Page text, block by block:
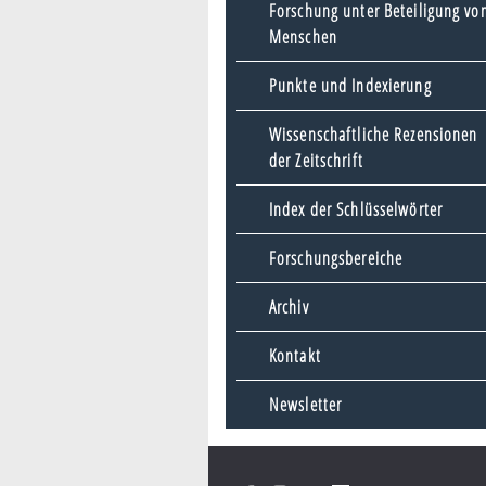
Forschung unter Beteiligung
Menschen
Punkte und Indexierung
Wissenschaftliche Rezensionen
der Zeitschrift
Index der Schlüsselwörter
Forschungsbereiche
Archiv
Kontakt
Newsletter